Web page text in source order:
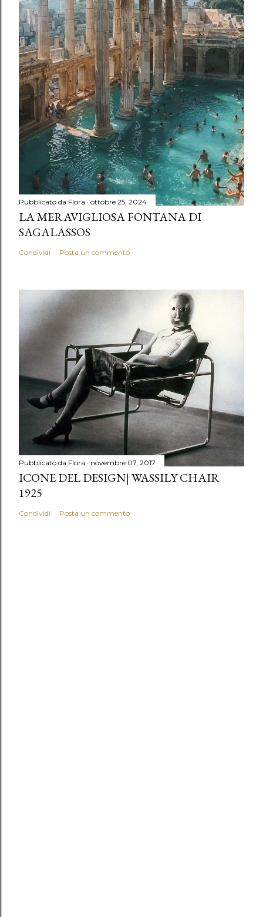
Pubblicato da Flora ottobre 25, 2024
LA MERAVIGLIOSA FONTANA DI
SAGALASSOS
Condividi Posta un commento
Pubblicato da Flora novembre 07, 2017
ICONE DEL DESIGN| WASSILY CHAIR
1925
Condividi Posta un commento